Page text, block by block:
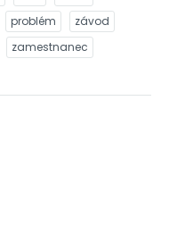
problém
závod
zamestnanec